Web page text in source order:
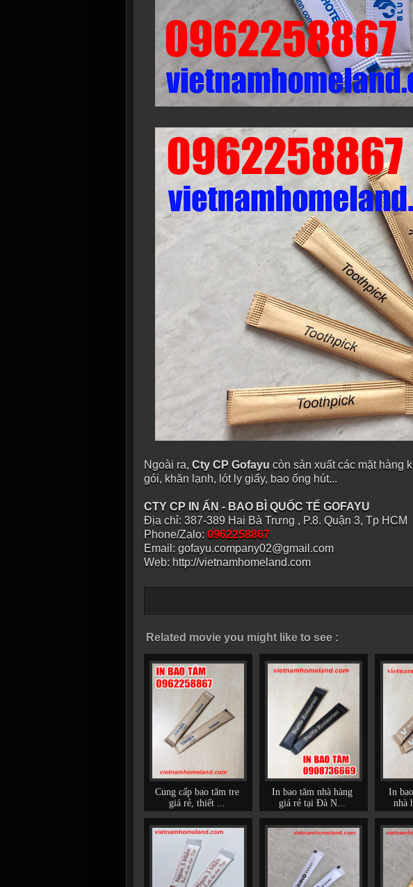
Ngoài ra, Cty CP Gofayu còn sản xuất các mặt hàng
gói, khăn lạnh, lót ly giấy, bao ống hút...
CTY CP IN ẤN - BAO BÌ QUỐC TẾ GOFAYU
Địa chỉ: 387-389 Hai Bà Trưng , P.8. Quận 3, Tp HCM
Phone/Zalo: 0962258867
Email: gofayu.company02@gmail.com
Web: http://vietnamhomeland.com
Related movie you might like to see :
Cung cấp bao tăm tre
giá rẻ, thiết ...
In bao tăm nhà hàng
giá rẻ tại Đà N...
In
nhà